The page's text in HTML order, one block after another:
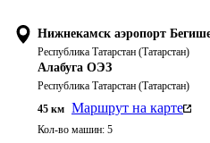
Нижнекамск аэропорт
Республика Татарстан (Татарстан)
Алабуга ОЭЗ
Республика Татарстан (Татарстан)
45 км Маршрут на карте
Кол-во машин: 5